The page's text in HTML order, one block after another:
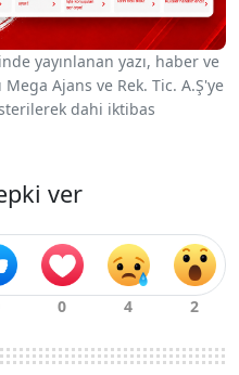
yayınlanan yazı, haber ve
Ajans ve Rek. Tic. A.Ş'ye
dahi iktibas
ver